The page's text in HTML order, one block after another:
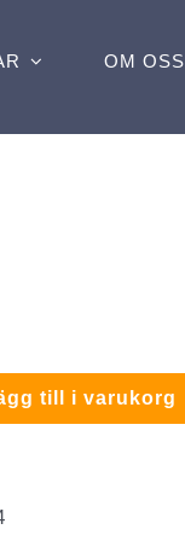
OM OSS
till i varukorg